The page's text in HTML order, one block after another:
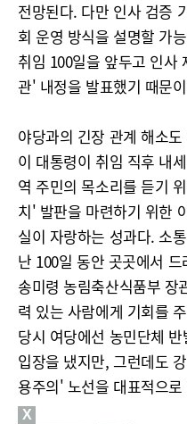
전망된다. 다만 인사 검증
회 운영 방식을 설명할 가
취임 100일을 앞두고 인사
관' 내정을 발표했기 때문
야당과의 긴장 관계 해소
이 대통령이 취임 직후 내
역 주민의 목소리를 듣기
치' 발판을 마련하기 위한
실이 자랑하는 성과다. 소
난 100일 동안 곳곳에서
송미령 농림축산식품부 장
력 있는 사람에게 기회를
당시 여당에선 농민단체
입장을 냈지만, 그런데도
용주의' 노선을 대표적으
X